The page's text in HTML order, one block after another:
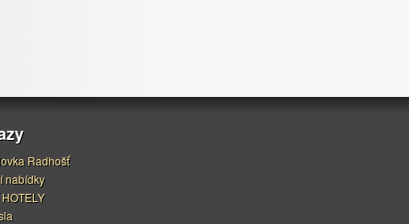
Radhošť
nabídky